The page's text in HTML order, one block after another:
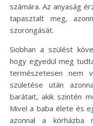
számára. Az anyaság
tapasztalt meg,
szorongását.
Siobhan a szülést
hogy egyedül meg
természetesen nem
születése után
barátait, akik szintén
Mivel a baba élete és
azonnal a kórházba